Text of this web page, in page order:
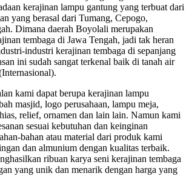
kerajinan lampu gantung yang terbuat dari
yang berasal dari Tumang, Cepogo,
Dimana daerah Boyolali merupakan
tembaga di Jawa Tengah, jadi tak heran
industri kerajinan tembaga di sepanjang
ini sudah sangat terkenal baik di tanah air
kami dapat berupa kerajinan lampu
masjid, logo perusahaan, lampu meja,
relief, ornamen dan lain lain. Namun kami
sesuai kebutuhan dan keinginan
bahan atau material dari produk kami
dan almunium dengan kualitas terbaik.
ribuan karya seni kerajinan tembaga
yang unik dan menarik dengan harga yang